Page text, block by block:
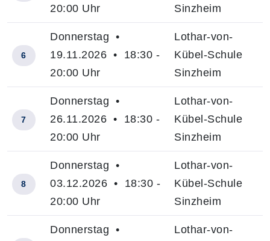
20:00 Uhr
Sinzheim
6
Donnerstag •
19.11.2026 • 18:30 -
20:00 Uhr
Lothar-von-
Kübel-Schule
Sinzheim
7
Donnerstag •
26.11.2026 • 18:30 -
20:00 Uhr
Lothar-von-
Kübel-Schule
Sinzheim
8
Donnerstag •
03.12.2026 • 18:30 -
20:00 Uhr
Lothar-von-
Kübel-Schule
Sinzheim
Donnerstag •
Lothar-von-